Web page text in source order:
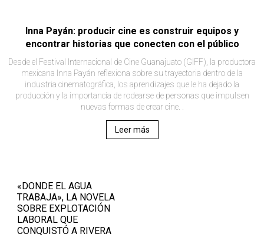
Inna Payán: producir cine es construir equipos y
encontrar historias que conecten con el público
Desde el Festival Internacional de Cine Guanajuato (GIFF), la productora
mexicana Inna Payán reflexiona sobre su trayectoria dentro de la
industria cinematográfica, los aprendizajes que le ha dejado la
producción y la importancia de rodearse de personas que impulsen
nuevas formas de crear cine. .
Leer más
«DONDE EL AGUA
TRABAJA», LA NOVELA
SOBRE EXPLOTACIÓN
LABORAL QUE
CONQUISTÓ A RIVERA